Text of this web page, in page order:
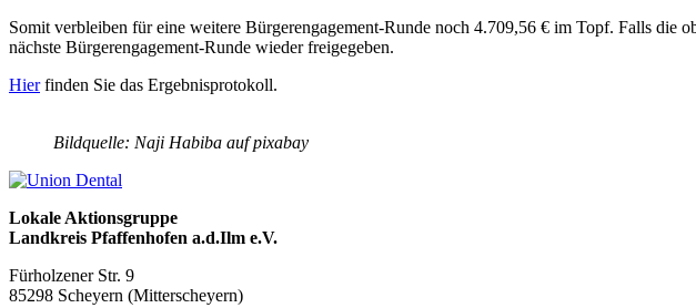
Somit verbleiben für eine weitere Bürgerengagement-Runde noch 4.709,56 € im Topf. Falls die
nächste Bürgerengagement-Runde wieder freigegeben.
Hierfinden Sie das Ergebnisprotokoll.
Bildquelle: Naji Habiba auf pixabay
Lokale Aktionsgruppe
Landkreis Pfaffenhofen a.d.Ilm e.V.
Fürholzener Str. 9
85298 Scheyern (Mitterscheyern)